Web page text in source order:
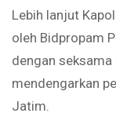
Lebih lanjut
oleh Bidpropam
dengan
mendengarkan
Jatim.